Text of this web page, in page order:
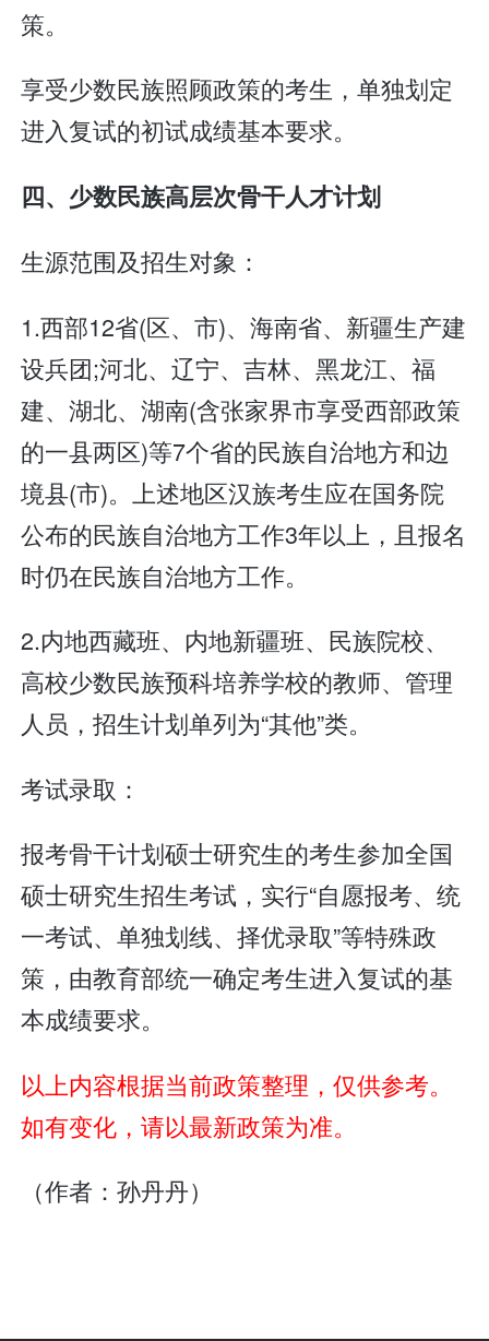
策。
享受少数民族照顾政策的考生，单独划定
进入复试的初试成绩基本要求。
四、少数民族高层次骨干人才计划
生源范围及招生对象：
1.西部12省(区、市)、海南省、新疆生产建
设兵团;河北、辽宁、吉林、黑龙江、福
建、湖北、湖南(含张家界市享受西部政策
的一县两区)等7个省的民族自治地方和边
境县(市)。上述地区汉族考生应在国务院
公布的民族自治地方工作3年以上，且报名
时仍在民族自治地方工作。
2.内地西藏班、内地新疆班、民族院校、
高校少数民族预科培养学校的教师、管理
人员，招生计划单列为“其他”类。
考试录取：
报考骨干计划硕士研究生的考生参加全国
硕士研究生招生考试，实行“自愿报考、统
一考试、单独划线、择优录取”等特殊政
策，由教育部统一确定考生进入复试的基
本成绩要求。
以上内容根据当前政策整理，仅供参考。
如有变化，请以最新政策为准。
（作者：孙丹丹）